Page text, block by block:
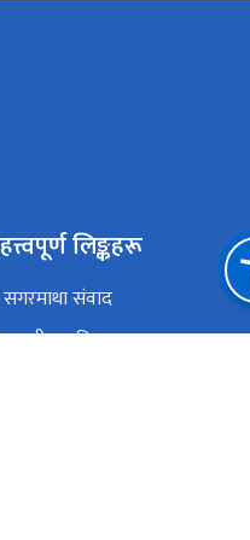
लिङ्कहरू
सगरमाथा संवाद
सङ्‍घीय मामिला तथा सामान्य